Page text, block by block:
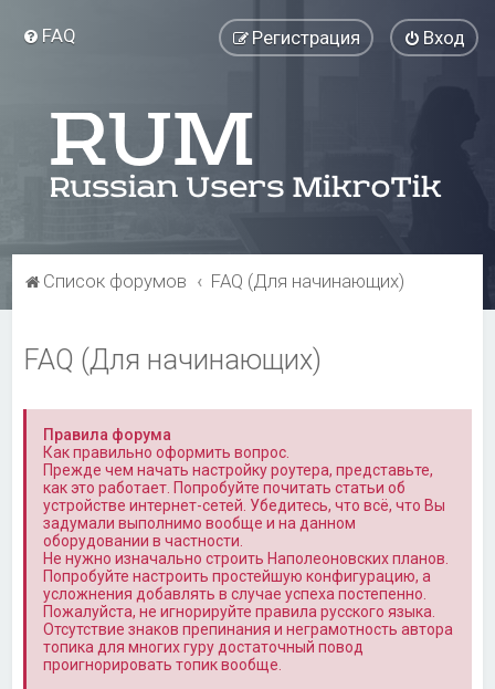
FAQ Вход
Регистрация
Список форумов FAQ (Для начинающих)
FAQ (Для начинающих)
Правила форума
Как правильно оформить вопрос.
Прежде чем начать настройку роутера, представьте,
как это работает. Попробуйте почитать статьи об
устройстве интернет-сетей. Убедитесь, что всё, что Вы
задумали выполнимо вообще и на данном
оборудовании в частности.
Не нужно изначально строить Наполеоновских планов.
Попробуйте настроить простейшую конфигурацию, а
усложнения добавлять в случае успеха постепенно.
Пожалуйста, не игнорируйте правила русского языка.
Отсутствие знаков препинания и неграмотность автора
топика для многих гуру достаточный повод
проигнорировать топик вообще.